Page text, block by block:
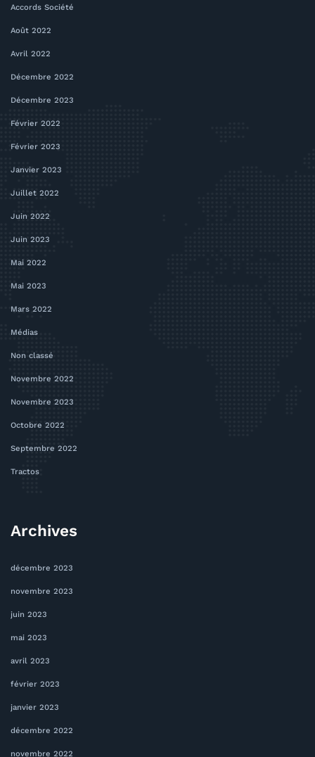
Accords Société
Août 2022
Avril 2022
Décembre 2022
Décembre 2023
Février 2022
Février 2023
Janvier 2023
Juillet 2022
Juin 2022
Juin 2023
Mai 2022
Mai 2023
Mars 2022
Médias
Non classé
Novembre 2022
Novembre 2023
Octobre 2022
Septembre 2022
Tractos
Archives
décembre 2023
novembre 2023
juin 2023
mai 2023
avril 2023
février 2023
janvier 2023
décembre 2022
novembre 2022